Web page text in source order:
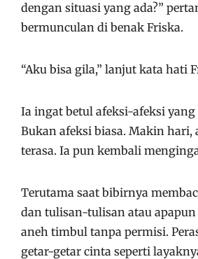
dengan situasi yang ada?”
bermunculan di benak Friska.
“Aku bisa gila,” lanjut kata hati
Ia ingat betul afeksi-afeksi yang
Bukan afeksi biasa. Makin
terasa. Ia pun kembali
Terutama saat bibirnya
dan tulisan-tulisan atau apapun
aneh timbul tanpa permisi.
getar-getar cinta seperti